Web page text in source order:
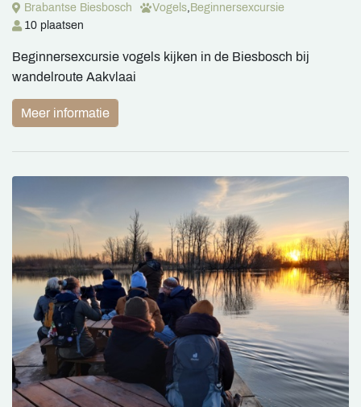
Brabantse Biesbosch
Vogels Beginnersexcursie
10 plaatsen
Beginnersexcursie vogels kijken in de Biesbosch bij
wandelroute Aakvlaai
Meer informatie